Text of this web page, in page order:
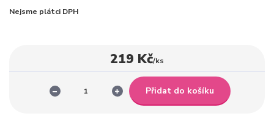
Nejsme plátci DPH
219 Kč/ks
Přidat do košíku